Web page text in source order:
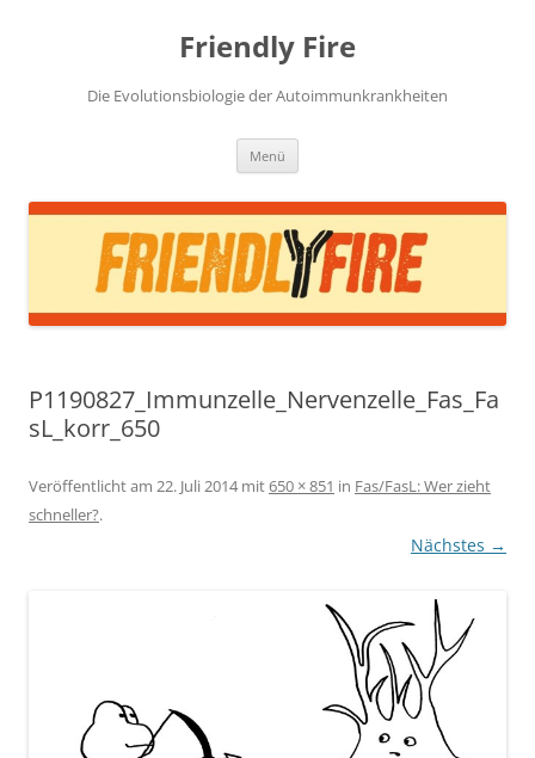
Friendly Fire
Die Evolutionsbiologie der Autoimmunkrankheiten
Menü
P1190827_Immunzelle_Nervenzelle_Fas_Fa
sL_korr_650
Veröffentlicht am 22. Juli 2014mit650 × 851 in Fas/FasL: Wer zieht
schneller?.
Nächstes →